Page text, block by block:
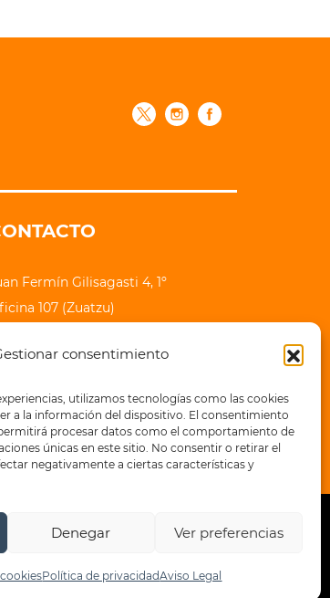
consentimiento
utilizamos tecnologías como las cookies
a la información del dispositivo. El consentimiento
procesar datos como el comportamiento de
únicas en este sitio. No consentir o retirar el
negativamente a ciertas características y
Denegar Ver preferencias
Política de privacidadAviso Legal
Fermín Gilisagasti 4, 1º
107 (Zuatzu)
943 32 71 83